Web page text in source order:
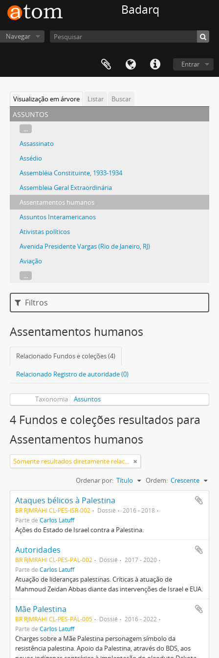
Badarq
Navegar
Entrar
Visualização em árvore Listar Buscar
assuntos
...
Assassinato
Assédio
Assembléia Constituinte, 1933-1934
Assembleia Geral Extraordinária
Assentamentos humanos
Assuntos Interamericanos
Ativistas políticos
Avenida Presidente Vargas (Rio de Janeiro, RJ)
Aviação
...
Filtros
Assentamentos humanos
Relacionado Fundos e coleções (4)
Relacionado Registro de autoridade (0)
Taxonomia Assuntos
4 Fundos e coleções resultados para
Assentamentos humanos
Somente resultados diretamente relacionados
Ordenar por: Título Ordem: Crescente
Ataques bélicos à Palestina
BR RJMRAHI CL-PES-ISR-002 Dossiê
2016 - 2018
Parte de Carlos Latuff
Ações do Estado de Israel contra a Palestina.
Autoridades
BR RJMRAHI CL-PES-PAL-002 Dossiê
2017 - 2020
Parte de Carlos Latuff
Atuação de lideranças palestinas. Críticas à atuação de
Mahmoud Zeidan Abbas diante das intervenções de Israel e EUA.
Mãe Palestina
BR RJMRAHI CL-PES-PAL-005 Dossiê
2016 - 2022
Parte de Carlos Latuff
Charges sobre a Mãe Palestina personagem símbolo da
resistência palestina. Apoio da Palestina, através do BDS, aos